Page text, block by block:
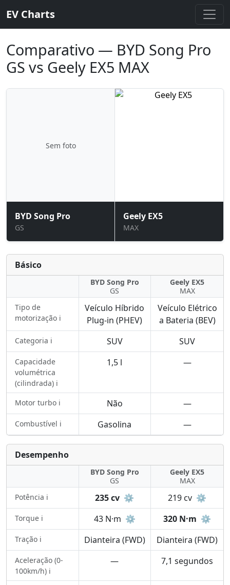
EV Charts
Comparativo — BYD Song Pro
GS vs Geely EX5 MAX
Sem foto
BYD Song Pro
GS
Geely EX5
MAX
Básico
BYD Song Pro
GS
Geely EX5
MAX
Tipo de
motorização ℹ️
Veículo Híbrido
Plug-in (PHEV)
Veículo Elétrico
a Bateria (BEV)
Categoria ℹ️ SUV SUV
Capacidade
volumétrica
(cilindrada) ℹ️
1,5 l —
Motor turbo ℹ️ Não —
Combustível ℹ️ Gasolina —
Desempenho
BYD Song Pro
GS
Geely EX5
MAX
Potência ℹ️
235 cv ⚙️ 219 cv ⚙️
Torque ℹ️ 43 N·m ⚙️ 320 N·m ⚙️
Tração ℹ️ Dianteira (FWD) Dianteira (FWD)
Aceleração (0-
100km/h) ℹ️
— 7,1 segundos